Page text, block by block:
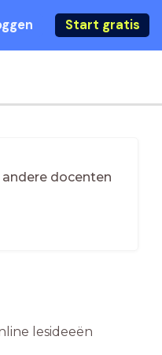
Start gratis
docenten
lesideeën